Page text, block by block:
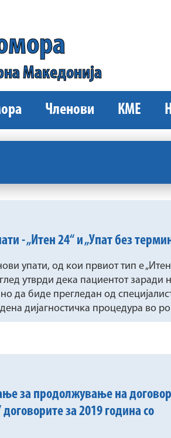
Македонија
Членови КМЕ
- „Итен 24“ и „Упат без
упати, од кои првиот тип е „Итен
утврди дека пациентот заради
да биде прегледан од
дијагностичка процедура во
за продолжување на
за 2019 година со